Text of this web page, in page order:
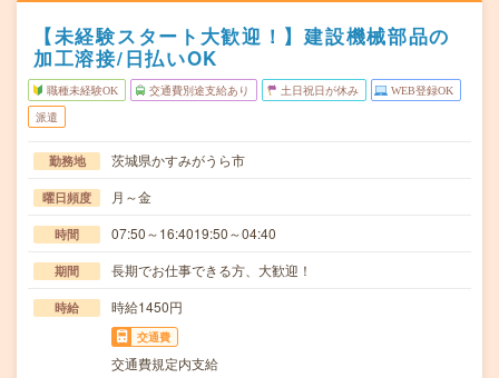
【未経験スタート大歓迎！】建設機械部品の
加工溶接/日払いOK
職種未経験OK 交通費別途支給あり 土日祝日が休み WEB登録OK
派遣
勤務地 茨城県かすみがうら市
曜日頻度 月～金
時間 07:50～16:4019:50～04:40
期間 長期でお仕事できる方、大歓迎！
時給 時給1450円
交通費
交通費規定内支給